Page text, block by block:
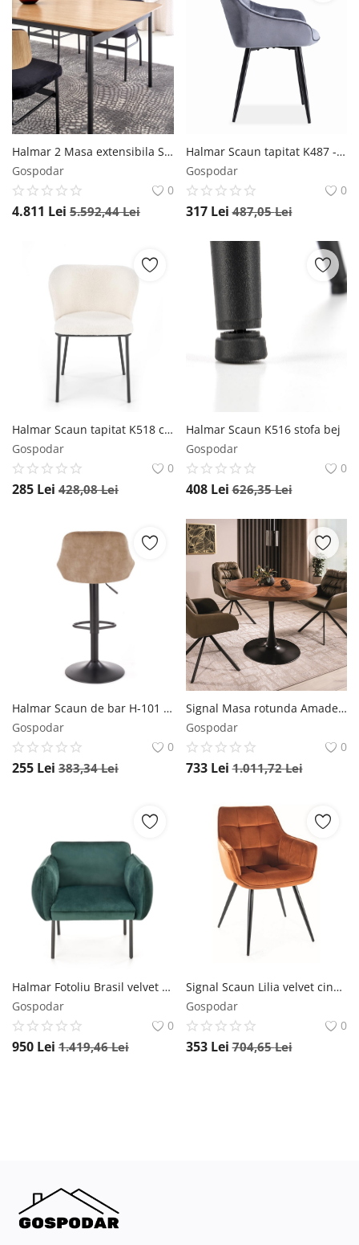
Halmar 2 Masa extensibila Smart stejar – L170-250 x l100 x h76 cm
Gospodar
0
4.811 Lei 5.592,44Lei
Halmar Scaun tapitat K487 - Gri
Gospodar
0
317 Lei 487,05Lei
Halmar Scaun tapitat K518 crem
Gospodar
0
285 Lei 428,08Lei
Halmar Scaun K516 stofa bej
Gospodar
0
408 Lei 626,35Lei
Halmar Scaun de bar H-101 velvet bej
Gospodar
0
255 Lei 383,34Lei
Signal Masa rotunda Amadeo nuc/negru mat - d100 x h76 cm
Gospodar
0
733 Lei 1.011,72Lei
Halmar Fotoliu Brasil velvet verde - H78 cm
Gospodar
0
950 Lei 1.419,46Lei
Signal Scaun Lilia velvet cinnamon Blu4215
Gospodar
0
353 Lei 704,65Lei